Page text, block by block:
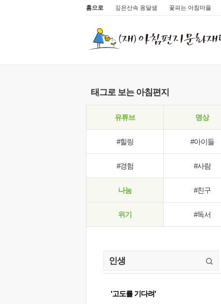
홈으로 깊은산속 옹달샘 꽃피는 아침마을
태그로 보는 아침편지
유튜브 명상
#힐링 #아이들
#경험 #사람
나눔 #친구
위기 #독서
'고도를 기다려'